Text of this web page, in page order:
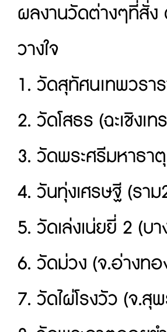
ผลงานวัดต่างๆที่สั่ง
วางใจ
1. วัดสุทัศนเทพวรา
2. วัดโสธร (ฉะเชิงเท
3. วัดพระศรีมหาธาตุ
4. วันทุ่งเศรษฐี (ราม
5. วัดเล่งเน่ยยี่ 2 (บ
6. วัดม่วง (จ.อ่างทอ
7. วัดไผ่โรงวัว (จ.